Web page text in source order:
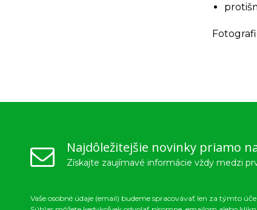
Najdôležitejšie novinky priamo
Získajte zaujímavé informácie vždy medzi
Vaše osobné údaje (email) budeme spracovávať len za týmto